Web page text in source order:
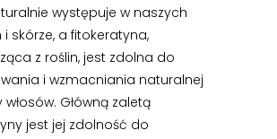
występuje w naszych
i skórze, a fitokeratyna,
z roślin, jest zdolna do
i wzmacniania naturalnej
włosów. Główną zaletą
jest jej zdolność do